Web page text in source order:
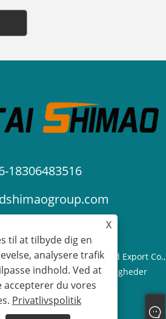
18306483516
Oriental Shimao Import and Export Co.,
Trailer, Food Cart - Alle rettigheder
forbeholdes.
RSS XML Privatlivspolitik
X
til at tilbyde dig en
analysere trafik
indhold. Ved at
accepterer du vores
Privatlivspolitik